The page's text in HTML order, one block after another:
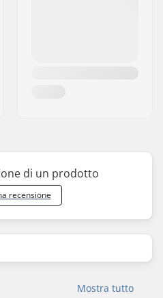
di un prodotto
recensione
Mostra tutto